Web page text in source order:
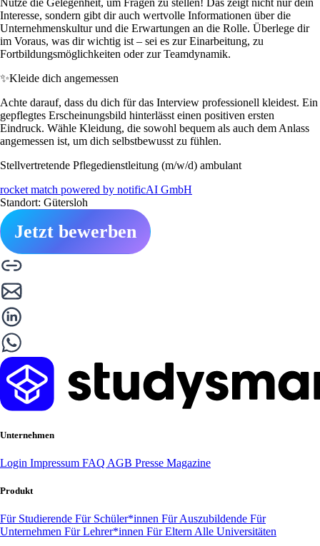
Interesse, sondern gibt dir auch wertvolle Informationen über die
Unternehmenskultur und die Erwartungen an die Rolle. Überlege dir
im Voraus, was dir wichtig ist – sei es zur Einarbeitung, zu
Fortbildungsmöglichkeiten oder zur Teamdynamik.
✨Kleide dich angemessen
Achte darauf, dass du dich für das Interview professionell kleidest. Ein
gepflegtes Erscheinungsbild hinterlässt einen positiven ersten
Eindruck. Wähle Kleidung, die sowohl bequem als auch dem Anlass
angemessen ist, um dich selbstbewusst zu fühlen.
Stellvertretende Pflegedienstleitung (m/w/d) ambulant
rocket match powered by notificAI GmbH
Standort: Gütersloh
Jetzt bewerben
Unternehmen
Login Impressum FAQ AGB Presse Magazine
Produkt
Für Studierende Für Schüler*innen Für Auszubildende Für
Unternehmen Für Lehrer*innen Für Eltern Alle Universitäten